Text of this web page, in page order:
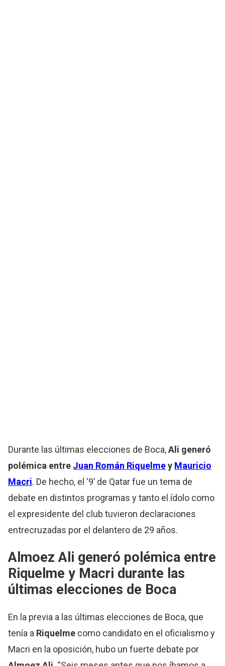
Durante las últimas elecciones de Boca,Ali generó
polémica entre Juan Román Riquelmey Mauricio
Macri. De hecho, el ‘9’ de Qatar fue un tema de
debate en distintos programas y tanto el ídolo como
el expresidente del club tuvieron declaraciones
entrecruzadas por el delantero de 29 años.
Almoez Ali generó polémica entre
Riquelme y Macri durante las
últimas elecciones de Boca
En la previa a las últimas elecciones de Boca, que
tenía a Riquelme como candidato en el oficialismo y
Macri en la oposición, hubo un fuerte debate por